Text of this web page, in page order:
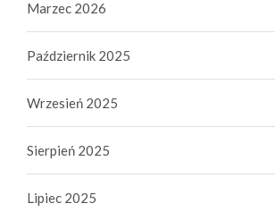
Marzec 2026
Październik 2025
Wrzesień 2025
Sierpień 2025
Lipiec 2025